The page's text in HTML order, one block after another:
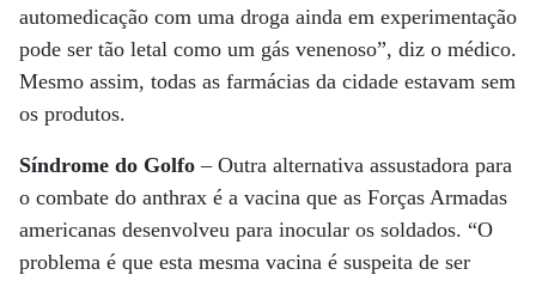
automedicação com uma droga ainda em experimentação
pode ser tão letal como um gás venenoso”, diz o médico.
Mesmo assim, todas as farmácias da cidade estavam sem
os produtos.
Síndrome do Golfo – Outra alternativa assustadora para
o combate do anthrax é a vacina que as Forças Armadas
americanas desenvolveu para inocular os soldados. “O
problema é que esta mesma vacina é suspeita de ser